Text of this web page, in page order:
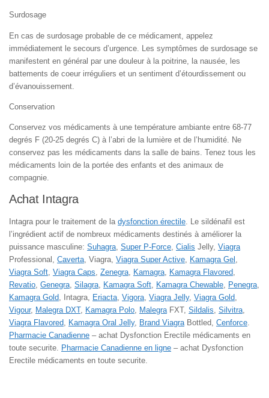
Surdosage
En cas de surdosage probable de ce médicament, appelez
immédiatement le secours d’urgence. Les symptômes de surdosage se
manifestent en général par une douleur à la poitrine, la nausée, les
battements de coeur irréguliers et un sentiment d’étourdissement ou
d’évanouissement.
Conservation
Conservez vos médicaments à une température ambiante entre 68-77
degrés F (20-25 degrés C) à l’abri de la lumière et de l’humidité. Ne
conservez pas les médicaments dans la salle de bains. Tenez tous les
médicaments loin de la portée des enfants et des animaux de
compagnie.
Achat Intagra
Intagra pour le traitement de la dysfonction érectile. Le sildénafil est
l’ingrédient actif de nombreux médicaments destinés à améliorer la
puissance masculine: Suhagra, Super P-Force, Cialis Jelly, Viagra
Professional, Caverta, Viagra, Viagra Super Active, Kamagra Gel ,
Viagra Soft, Viagra Caps, Zenegra, Kamagra, Kamagra Flavored,
Revatio, Genegra, Silagra, Kamagra Soft, Kamagra Chewable, Penegra,
Kamagra Gold, Intagra, Eriacta, Vigora, Viagra Jelly, Viagra Gold,
Vigour, Malegra DXT, Kamagra Polo, MalegraFXT, Sildalis, Silvitra,
Viagra Flavored, Kamagra Oral Jelly, Brand ViagraBottled, Cenforce.
Pharmacie Canadienne – achat Dysfonction Erectile médicaments en
toute securite. Pharmacie Canadienne en ligne – achat Dysfonction
Erectile médicaments en toute securite.